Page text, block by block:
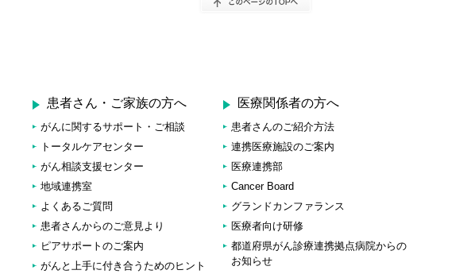
患者さん・ご家族の方へ
がんに関するサポート・ご相談
トータルケアセンター
がん相談支援センター
地域連携室
よくあるご質問
患者さんからのご意見より
ピアサポートのご案内
がんと上手に付き合うためのヒント
医療関係者の方へ
患者さんのご紹介方法
連携医療施設のご案内
医療連携部
Cancer Board
グランドカンファランス
医療者向け研修
都道府県がん診療連携拠点病院からの
お知らせ